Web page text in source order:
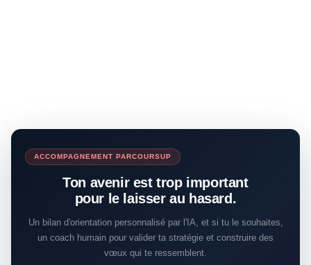
ACCOMPAGNEMENT PARCOURSUP
Ton avenir est trop important
pour le laisser au hasard.
Un bilan d'orientation personnalisé par l'IA, et si tu le souhaites,
un coach humain pour valider ta stratégie et construire des
vœux qui te ressemblent.